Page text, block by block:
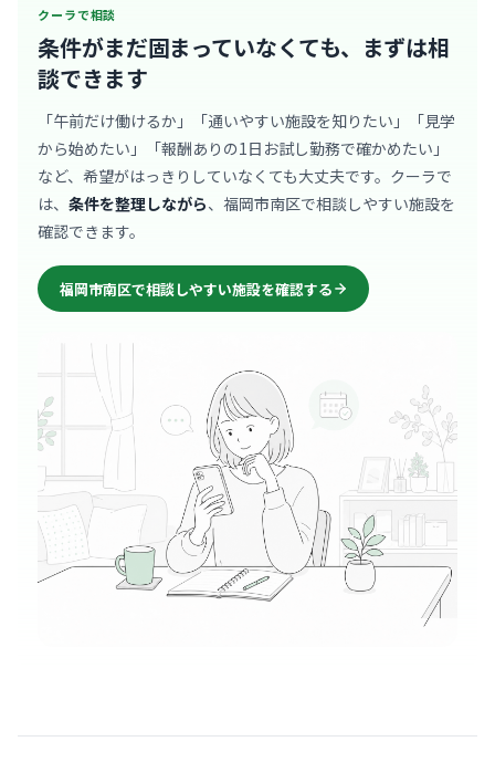
クーラで相談
条件がまだ固まっていなくても、 まずは相
談できます
「午前だけ働けるか」「通いやすい施設を知りたい」「見学
から始めたい」「報酬ありの1日お試し勤務で確かめたい」
など、希望がはっきりしていなくても大丈夫です。クーラで
は、 条件を整理しながら、福岡市南区で相談しやすい施設を
確認できます。
福岡市南区で相談しやすい施設を確認する